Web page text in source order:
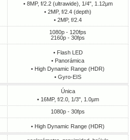
• 8MP, f/2.2 (ultrawide), 1/4", 1.12µm
• 2MP, f/2.4 (depth)
• 2MP, f/2.4
1080p - 120fps
2160p - 30fps
• Flash LED
• Panorámica
• High Dynamic Range (HDR)
• Gyro-EIS
Única
• 16MP, f/2.0, 1/3", 1.0µm
1080p - 30fps
• High Dynamic Range (HDR)